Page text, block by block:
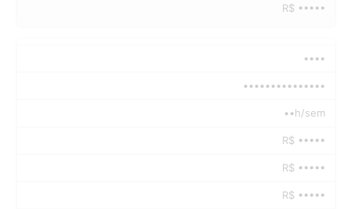
R$ •••••
••••
•••••••••••••••
••h/sem
R$ •••••
R$ •••••
R$ •••••